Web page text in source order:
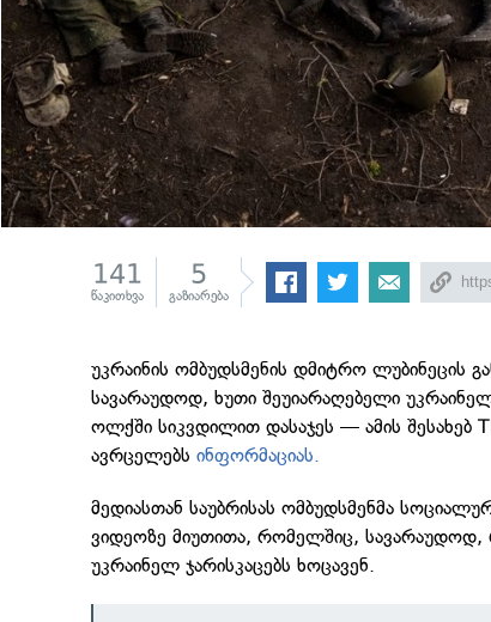
141
წაკითხვა
5
გაზიარება
უკრაინის ომბუდსმენის დმიტრო ლუბინეცის
სავარაუდოდ, ხუთი შეუიარაღებელი
ოლქში სიკვდილით დასაჯეს — ამის
ავრცელებსინფორმაციას.
მედიასთან საუბრისას ომბუდსმენმა
ვიდეოზე მიუთითა, რომელშიც, სავარაუდოდ,
უკრაინელ ჯარისკაცებს ხოცავენ.